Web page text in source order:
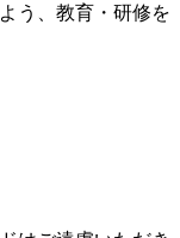
う、教育・研修を